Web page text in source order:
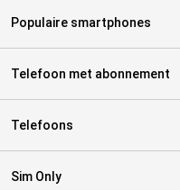
Populaire smartphones
Telefoon met abonnement
Telefoons
Sim Only